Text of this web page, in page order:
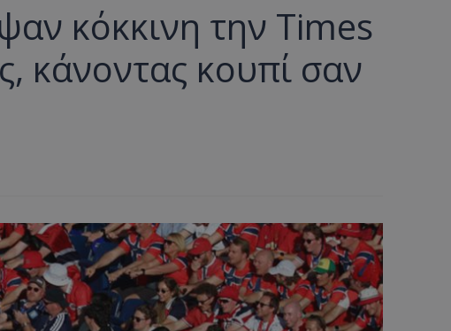
κόκκινη την Times
κάνοντας κουπί σαν